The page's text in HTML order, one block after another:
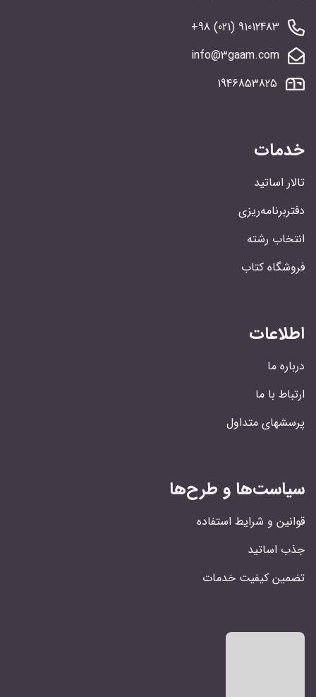
91012483 (021) 98+
info@3gaam.com
1946853825
خدمات
تالار اساتید
دفتربرنامه‌ریزی
انتخاب رشته
فروشگاه کتاب
اطلاعات
درباره ما
ارتباط با ما
پرسشهای متداول
سیاست‌ها و طرح‌ها
قوانین و شرایط استفاده
جذب اساتید
تضمین کیفیت خدمات